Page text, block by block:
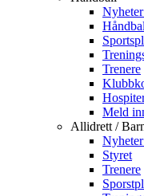
Trenere
Meld
Allidrett /
Styret
Trenere